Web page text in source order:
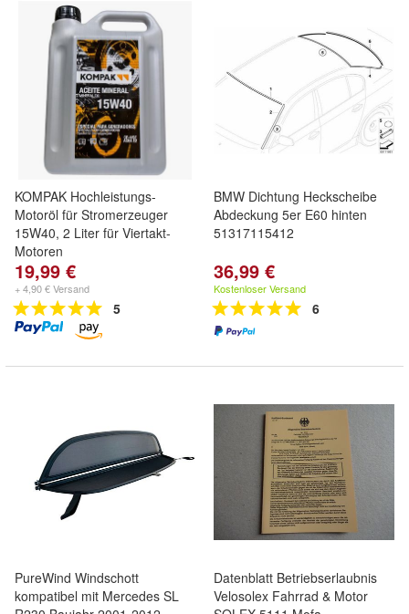
KOMPAK Hochleistungs-
Motoröl für Stromerzeuger
15W40, 2 Liter für Viertakt-
Motoren
19,99 €
+ 4,90 € Versand
5
BMW Dichtung Heckscheibe
Abdeckung 5er E60 hinten
51317115412
36,99 €
Kostenloser Versand
6
PureWind Windschott
kompatibel mit Mercedes SL
Datenblatt Betriebserlaubnis
Velosolex Fahrrad & Motor